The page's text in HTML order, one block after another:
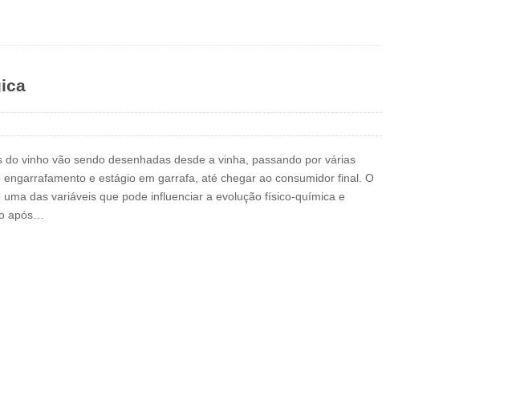
do vinho vão sendo desenhadas desde a vinha, passando por várias
engarrafamento e estágio em garrafa, até chegar ao consumidor final. O
das variáveis que pode influenciar a evolução físico-química e
após…